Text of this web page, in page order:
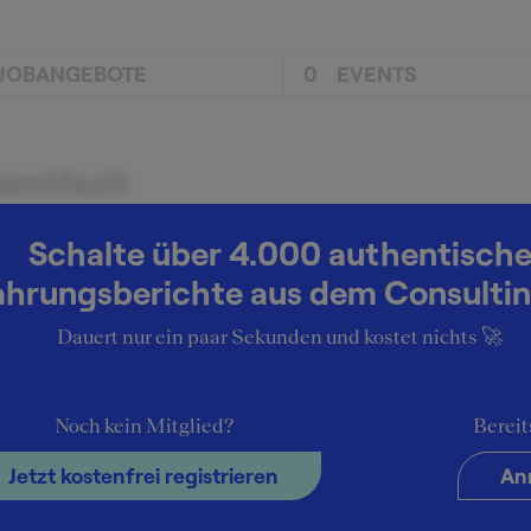
JOBANGEBOTE 0 EVENTS
der Arbeit
von Ad-Hoc Themen, Powerpoints basteln Kurztexte
Persönlichkeit passt ins
genügsame Menschen. Chaos muss geduldet werden,
Schalte über 4.000 authentische
aus dem
Dauert nur ein paar Sekunden und kostet nichts 🚀
Noch kein Mitglied?
Jetzt kostenfrei registrieren